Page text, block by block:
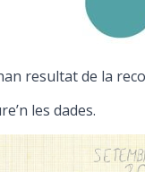
resultat de la
les dades.